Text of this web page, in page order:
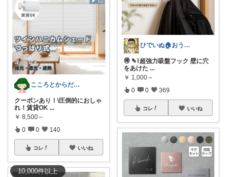
10,000件以上
こころとからだの余裕お手伝いROOM🍀
クーポンあり！\圧倒的におしゃ
れ！賃貸OK ...
￥ 8,500～
0 0 140
コレ いいね
ひでいぬ🏠おうちをアイテムで快適！！
🉐 ✎⌇超強力吸盤フック 壁に穴
をあけた ...
￥ 1,000～
0 0 369
コレ いいね